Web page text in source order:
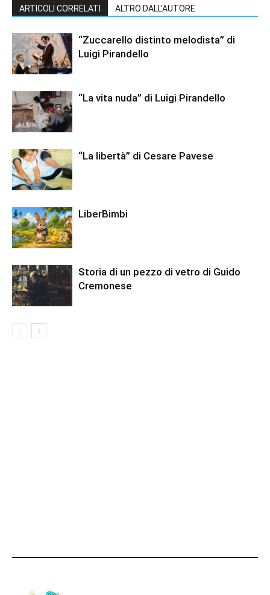
ARTICOLI CORRELATI ALTRO DALL'AUTORE
“Zuccarello distinto melodista” di
Luigi Pirandello
“La vita nuda” di Luigi Pirandello
“La libertà” di Cesare Pavese
LiberBimbi
Storia di un pezzo di vetro di Guido
Cremonese